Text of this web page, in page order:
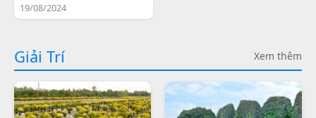
19/08/2024
Giải Trí Xem thêm